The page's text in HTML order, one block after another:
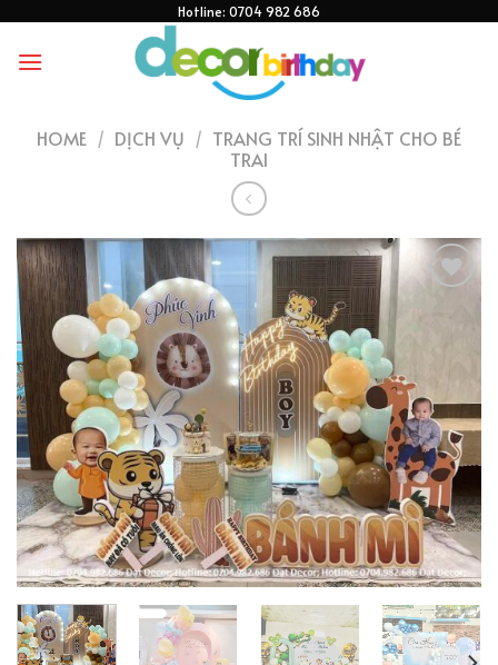
content
Hotline: 0704 982 686
HOME / DỊCH VỤ / TRANG TRÍ SINH NHẬT CHO BÉ
TRAI
VÀO
YÊU
THÍCH